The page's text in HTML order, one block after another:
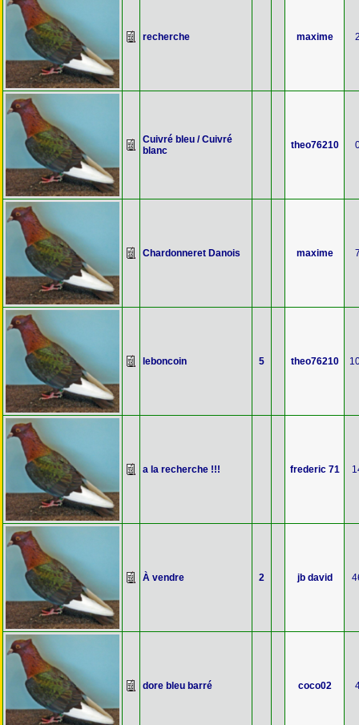
recherche maxime
Cuivré bleu / Cuivré
blanc
theo76210
Chardonneret Danois maxime
leboncoin 5 theo76210
a la recherche !!! frederic 71
À vendre 2 jb david
dore bleu barré coco02